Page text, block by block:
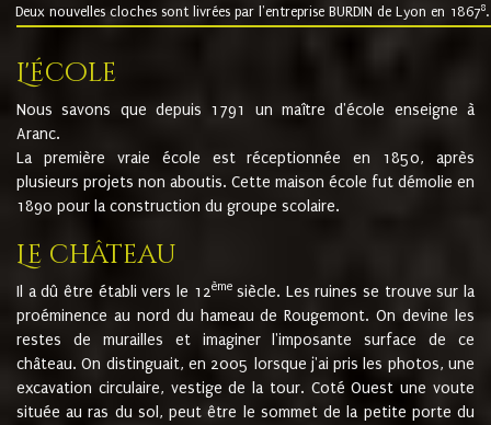
Deux nouvelles cloches sont livrées par l'entreprise BURDIN de Lyon en 18678.
L'école
Nous savons que depuis 1791 un maître d'école enseigne à
Aranc.
La première vraie école est réceptionnée en 1850, après
plusieurs projets non aboutis. Cette maison école fut démolie en
1890 pour la construction du groupe scolaire.
Le château
Il a dû être établi vers le 12èmesiècle. Les ruines se trouve sur la
proéminence au nord du hameau de Rougemont. On devine les
restes de murailles et imaginer l'imposante surface de ce
château. On distinguait, en 2005 lorsque j'ai pris les photos, une
excavation circulaire, vestige de la tour. Coté Ouest une voute
située au ras du sol, peut être le sommet de la petite porte du